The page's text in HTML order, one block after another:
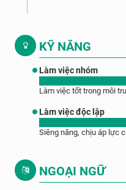
KỸ NĂNG
Làm việc nhóm
Làm việc tốt trong môi
Làm việc độc lập
Siêng năng, chịu áp lực
NGOẠI NGỮ